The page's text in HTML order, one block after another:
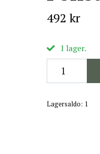
492 kr
I lager.
Lagersaldo: 1